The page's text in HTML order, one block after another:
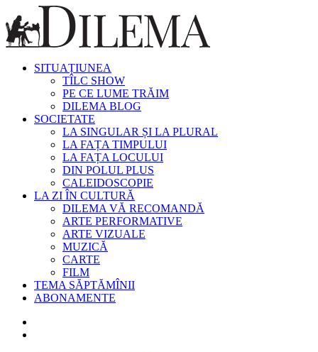
SITUAȚIUNEA
TÎLC SHOW
PE CE LUME TRĂIM
DILEMA BLOG
SOCIETATE
LA SINGULAR ȘI LA PLURAL
LA FAȚA TIMPULUI
LA FAȚA LOCULUI
DIN POLUL PLUS
CALEIDOSCOPIE
LA ZI ÎN CULTURĂ
DILEMA VĂ RECOMANDĂ
ARTE PERFORMATIVE
ARTE VIZUALE
MUZICĂ
CARTE
FILM
TEMA SĂPTĂMÎNII
ABONAMENTE